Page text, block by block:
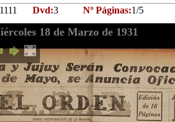
1111 Dvd:3 Nº Páginas:1/5
18 de Marzo de 1931